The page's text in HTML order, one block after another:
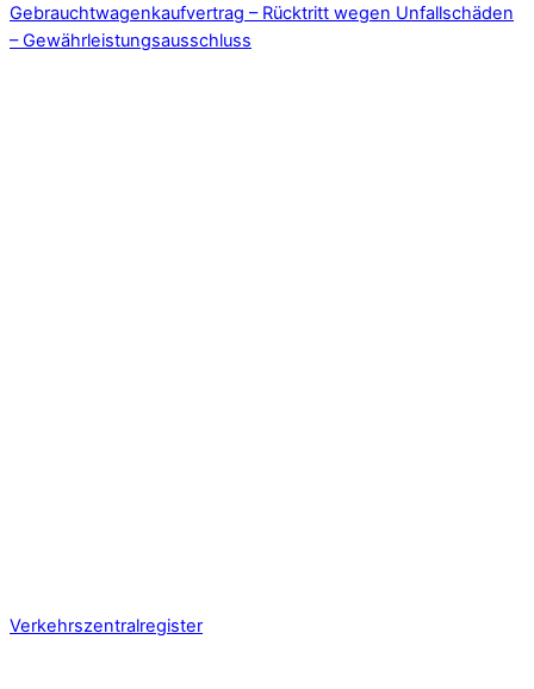
Gebrauchtwagenkaufvertrag – Rücktritt wegen Unfallschäden
– Gewährleistungsausschluss
Verkehrszentralregister